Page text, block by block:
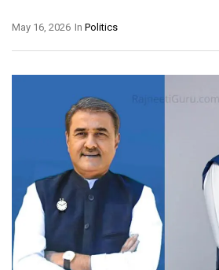
In Politics
May 16, 2026